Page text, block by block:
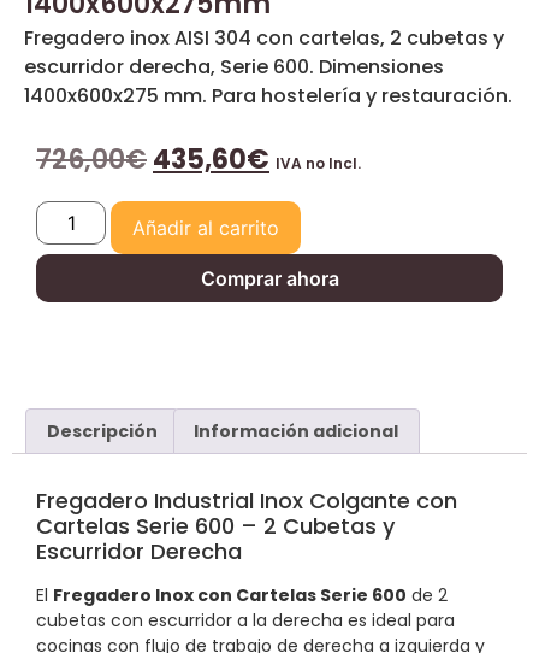
Fregadero inox AISI 304 con cartelas, 2 cubetas y
escurridor derecha, Serie 600. Dimensiones
1400x600x275 mm. Para hostelería y restauración.
726,00€435,60€ IVA no Incl.
Añadir al carrito
Comprar ahora
Descripción Información adicional
Fregadero Industrial Inox Colgante con
Cartelas Serie 600 – 2 Cubetas y
Escurridor Derecha
El Fregadero Inox con Cartelas Serie 600 de 2
cubetas con escurridor a la derecha es ideal para
cocinas con flujo de trabajo de derecha a izquierda y